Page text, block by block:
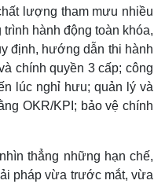
lượng tham mưu nhiều
hành động toàn khóa,
định, hướng dẫn thi hành
chính quyền 3 cấp; công
lúc nghỉ hưu; quản lý và
OKR/KPI; bảo vệ chính
thẳng những hạn chế,
pháp vừa trước mắt, vừa